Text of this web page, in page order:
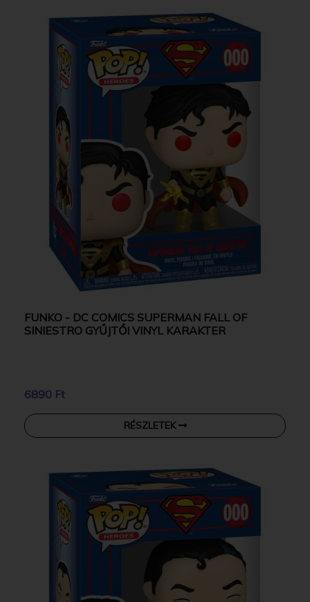
FUNKO - DC COMICS SUPERMAN FALL OF
SINIESTRO GYŰJTŐI VINYL KARAKTER
6890 Ft
RÉSZLETEK